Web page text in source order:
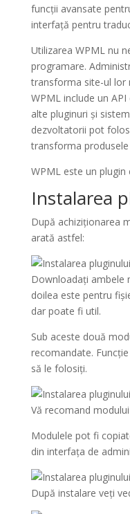
funcții avansate
interfață pentru
Utilizarea WPML nu
programare.
transforma site-ul lor
WPML include un
alte pluginuri și
dezvoltatorii pot
transforma
WPML este un plugin
Instalarea
După achiziționarea
arată astfel:
Downloadați ambele
doilea este pentru
dar poate fi util.
Sub aceste două
recomandate.
să le folosiți.
Vă recomand
Modulele pot fi
din interfața de
După instalare veți